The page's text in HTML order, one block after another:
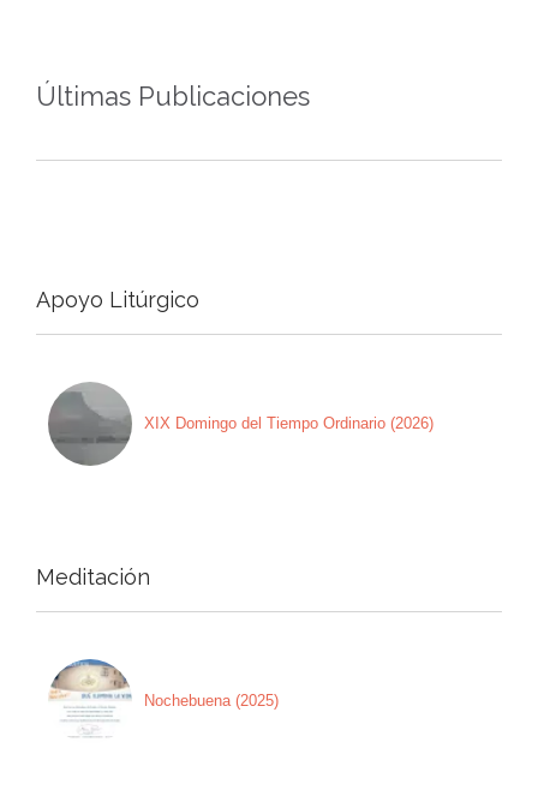
Últimas Publicaciones
Apoyo Litúrgico
XIX Domingo del Tiempo Ordinario (2026)
Meditación
Nochebuena (2025)